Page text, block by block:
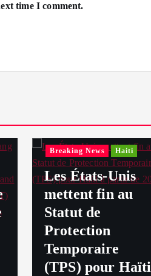
time I comment.
Breaking News Haiti
Les États-Unis
mettent fin au
Statut de
Protection
Temporaire
(TPS) pour Haïti